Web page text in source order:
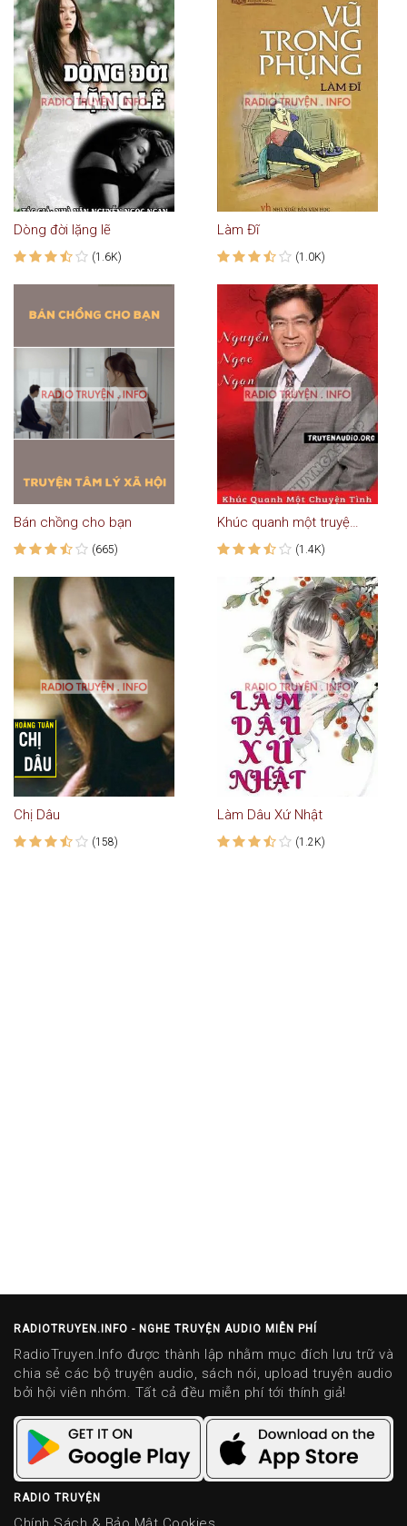
Dòng đời lặng lẽ
(1.6K)
Làm Đĩ
(1.0K)
Bán chồng cho bạn
(665)
Khúc quanh một truyện tình
(1.4K)
Chị Dâu
(158)
Làm Dâu Xứ Nhật
(1.2K)
RADIOTRUYEN.INFO - NGHE TRUYỆN AUDIO MIỄN PHÍ
RadioTruyen.Info được thành lập nhằm mục đích lưu trữ và
chia sẻ các bộ truyện audio, sách nói, upload truyện audio
bởi hội viên nhóm. Tất cả đều miễn phí tới thính giả!
RADIO TRUYỆN